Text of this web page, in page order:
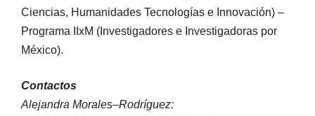
Ciencias, Humanidades Tecnologías e Innovación) –
Programa IIxM (Investigadores e Investigadoras por
México).
Contactos
Alejandra Morales–Rodríguez: